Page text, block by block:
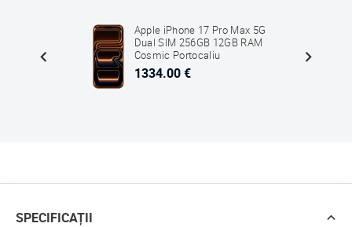
Apple iPhone 17 Pro Max 5G
Dual SIM 256GB 12GB RAM
Cosmic Portocaliu
1334.00 €
SPECIFICAȚII